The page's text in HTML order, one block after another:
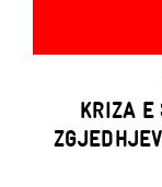
KRIZA E